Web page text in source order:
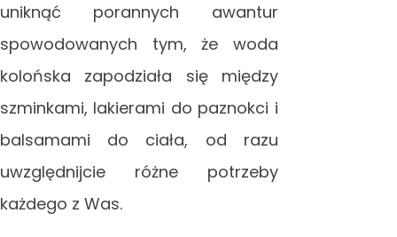
uniknąć porannych awantur
spowodowanych tym, że woda
kolońska zapodziała się między
szminkami, lakierami do paznokci i
balsamami do ciała, od razu
uwzględnijcie różne potrzeby
każdego z Was.